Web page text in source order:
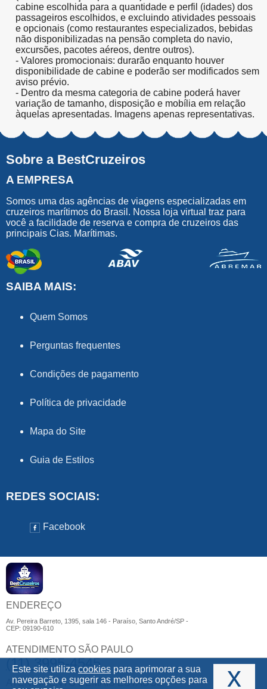
cabine escolhida para a quantidade e perfil (idades) dos
passageiros escolhidos, e excluindo atividades pessoais
e opcionais (como restaurantes especializados, bebidas
não disponibilizadas na pensão completa do navio,
excursões, pacotes aéreos, dentre outros).
- Valores promocionais: durarão enquanto houver
disponibilidade de cabine e poderão ser modificados sem
aviso prévio.
- Dentro da mesma categoria de cabine poderá haver
variação de tamanho, disposição e mobília em relação
àquelas apresentadas. Imagens apenas representativas.
Sobre a BestCruzeiros
A EMPRESA
Somos uma das agências de viagens especializadas em
cruzeiros marítimos do Brasil. Nossa loja virtual traz para
você a facilidade de reserva e compra de cruzeiros das
principais Cias. Marítimas.
SAIBA MAIS:
Quem Somos
Perguntas frequentes
Condições de pagamento
Política de privacidade
Mapa do Site
Guia de Estilos
REDES SOCIAIS:
Facebook
ENDEREÇO
Av. Pereira Barreto, 1395, sala 146 - Paraíso, Santo André/SP -
CEP: 09190-610
ATENDIMENTO SÃO PAULO
(11) 3995-4545
ATENDIMENTO DEMAIS ESTADOS x
Este site utiliza cookies para aprimorar a sua
navegação e sugerir as melhores opções para